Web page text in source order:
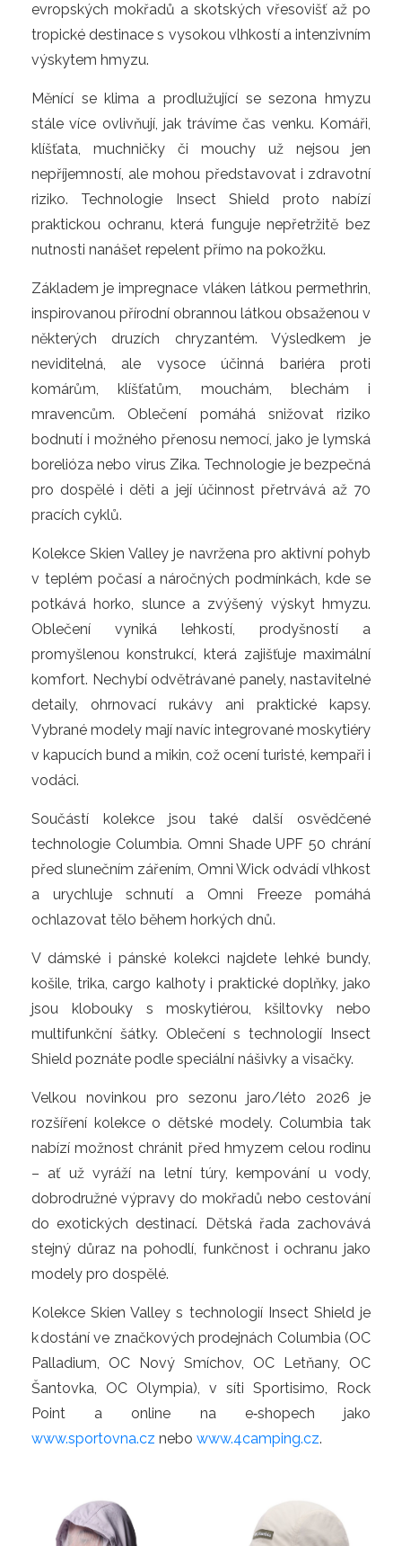
evropských mokřadů a skotských vřesovišť až po
tropické destinace s vysokou vlhkostí a intenzivním
výskytem hmyzu.
Měnící se klima a prodlužující se sezona hmyzu
stále více ovlivňují, jak trávíme čas venku. Komáři,
klíšťata, muchničky či mouchy už nejsou jen
nepříjemností, ale mohou představovat i zdravotní
riziko. Technologie Insect Shield proto nabízí
praktickou ochranu, která funguje nepřetržitě bez
nutnosti nanášet repelent přímo na pokožku.
Základem je impregnace vláken látkou permethrin,
inspirovanou přírodní obrannou látkou obsaženou v
některých druzích chryzantém. Výsledkem je
neviditelná, ale vysoce účinná bariéra proti
komárům, klíšťatům, mouchám, blechám i
mravencům. Oblečení pomáhá snižovat riziko
bodnutí i možného přenosu nemocí, jako je lymská
borelióza nebo virus Zika. Technologie je bezpečná
pro dospělé i děti a její účinnost přetrvává až 70
pracích cyklů.
Kolekce Skien Valley je navržena pro aktivní pohyb
v teplém počasí a náročných podmínkách, kde se
potkává horko, slunce a zvýšený výskyt hmyzu.
Oblečení vyniká lehkostí, prodyšností a
promyšlenou konstrukcí, která zajišťuje maximální
komfort. Nechybí odvětrávané panely, nastavitelné
detaily, ohrnovací rukávy ani praktické kapsy.
Vybrané modely mají navíc integrované moskytiéry
v kapucích bund a mikin, což ocení turisté, kempaři i
vodáci.
Součástí kolekce jsou také další osvědčené
technologie Columbia. Omni Shade UPF 50 chrání
před slunečním zářením, Omni Wick odvádí vlhkost
a urychluje schnutí a Omni Freeze pomáhá
ochlazovat tělo během horkých dnů.
V dámské i pánské kolekci najdete lehké bundy,
košile, trika, cargo kalhoty i praktické doplňky, jako
jsou klobouky s moskytiérou, kšiltovky nebo
multifunkční šátky. Oblečení s technologií Insect
Shield poznáte podle speciální nášivky a visačky.
Velkou novinkou pro sezonu jaro/léto 2026 je
rozšíření kolekce o dětské modely. Columbia tak
nabízí možnost chránit před hmyzem celou rodinu
– ať už vyráží na letní túry, kempování u vody,
dobrodružné výpravy do mokřadů nebo cestování
do exotických destinací. Dětská řada zachovává
stejný důraz na pohodlí, funkčnost i ochranu jako
modely pro dospělé.
Kolekce Skien Valley s technologií Insect Shield je
k dostání ve značkových prodejnách Columbia (OC
Palladium, OC Nový Smíchov, OC Letňany, OC
Šantovka, OC Olympia), v síti Sportisimo, Rock
www.sportovna.cz nebo www.4camping.cz.